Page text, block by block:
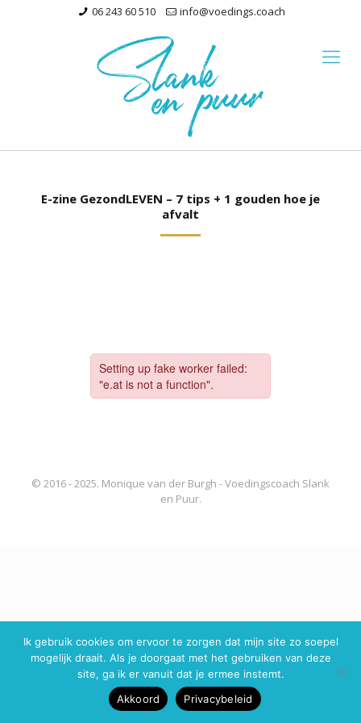
06 243 60 510 info@voedings.coach
E-zine GezondLEVEN – 7 tips + 1 gouden hoe je
afvalt
© 2016 - 2025. Monique van der Burgh - Voedingscoach Slank
en Puur.
Ik gebruik cookies om ervoor te zorgen dat mijn site zo soepel
mogelijk draait. Als je doorgaat met het gebruiken van deze
site, ga ik er vanuit dat je ermee instemt.
Akkoord
Privacybeleid